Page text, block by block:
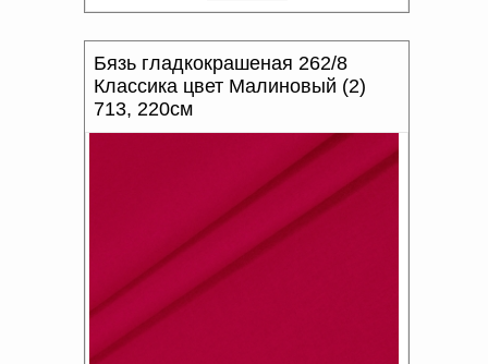
Бязь гладкокрашеная 262/8
Классика цвет Малиновый (2)
713, 220см